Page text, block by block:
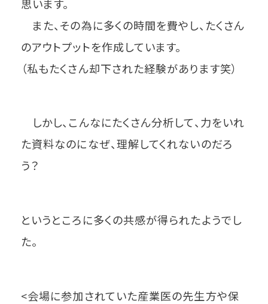
思います。
また、その為に多くの時間を費やし、たくさん
のアウトプットを作成しています。
（私もたくさん却下された経験があります笑）
しかし、こんなにたくさん分析して、力をいれ
た資料なのになぜ、理解してくれないのだろ
う？
というところに多くの共感が得られたようでし
た。
<会場に参加されていた産業医の先生方や保